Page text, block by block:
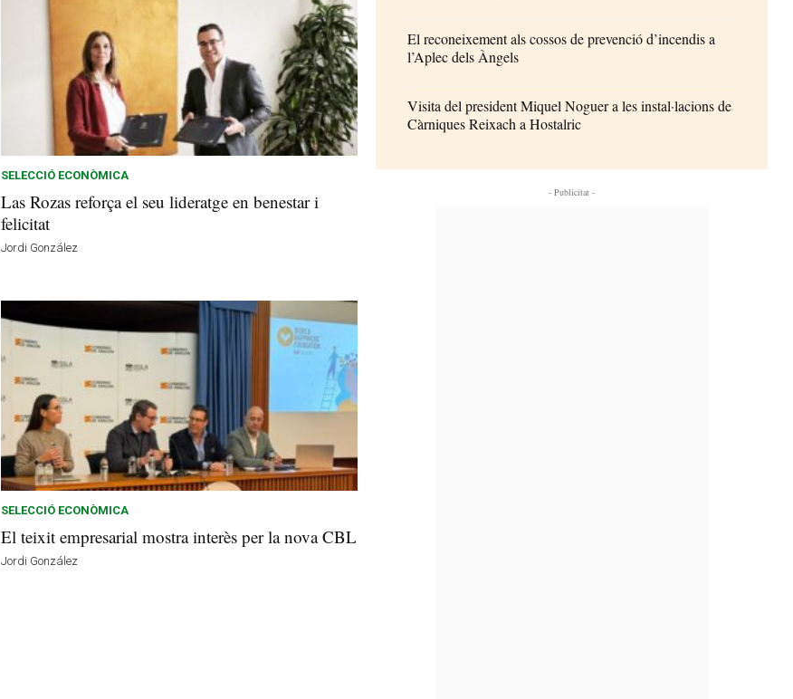
SELECCIÓ ECONÒMICA
Las Rozas reforça el seu lideratge en benestar i
felicitat
Jordi González
SELECCIÓ ECONÒMICA
El teixit empresarial mostra interès per la nova CBL
Jordi González
El reconeixement als cossos de prevenció d’incendis a
l’Aplec dels Àngels
Visita del president Miquel Noguer a les instal·lacions de
Càrniques Reixach a Hostalric
- Publicitat -